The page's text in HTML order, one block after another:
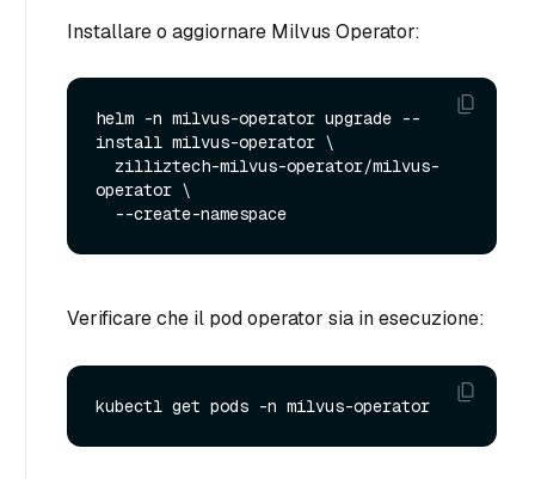
Installare o aggiornare Milvus Operator:
helm -n milvus-operator upgrade --
install milvus-operator \
operator \
Verificare che il pod operator sia in esecuzione: